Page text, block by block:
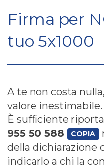
Firma per
tuo 5x1000
A te non costa
valore inestimabile.
È sufficiente
955 50 588
COPIA
della dichiarazione
indicarlo a chi la